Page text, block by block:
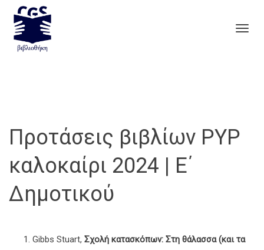
Προτάσεις βιβλίων PYP
καλοκαίρι 2024 | Ε΄
Δημοτικού
Gibbs Stuart, Σχολή κατασκόπων: Στη θάλασσα (και τα